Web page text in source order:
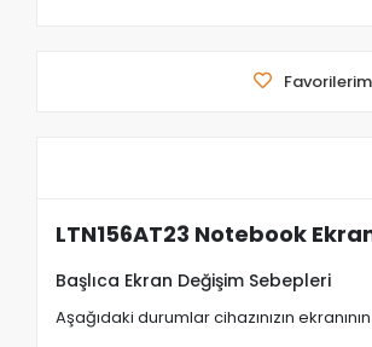
LTN156AT23 Notebook
Başlıca Ekran Değişim Sebepleri
Aşağıdaki durumlar cihazınızın